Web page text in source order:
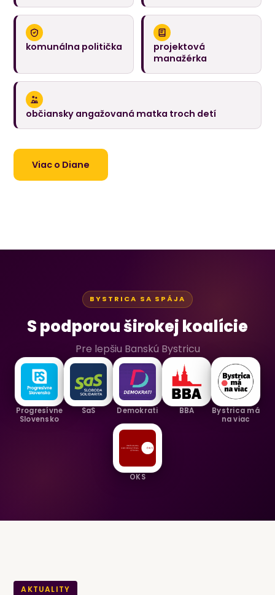
komunálna politička
projektová
manažérka
občiansky angažovaná matka troch detí
Viac o Diane
BYSTRICA SA SPÁJA
S podporou širokej koalície
Pre lepšiu Banskú Bystricu
Progresívne
Slovensko
SaS Demokrati BBA
Bystrica má
na viac
OKS
AKTUALITY